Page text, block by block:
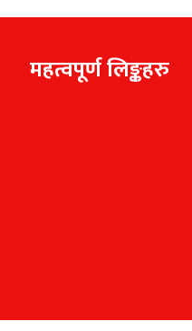
महत्वपूर्ण लिङ्कहरु